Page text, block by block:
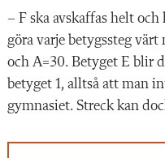
– F ska avskaffas helt
göra varje betygssteg värt
och A=30. Betyget E blir
betyget 1, alltså att man
gymnasiet. Streck kan